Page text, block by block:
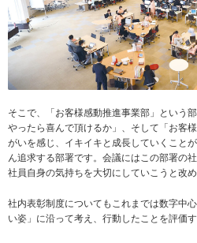
そこで、「お客様感動推進事業部」という
やったら喜んで頂けるか」、そして「お客
がいを感じ、イキイキと成長していくこと
ん追求する部署です。会議にはこの部署の
社員自身の気持ちを大切にしていこうと改
社内表彰制度についてもこれまでは数字中
い姿」に沿って考え、行動したことを評価